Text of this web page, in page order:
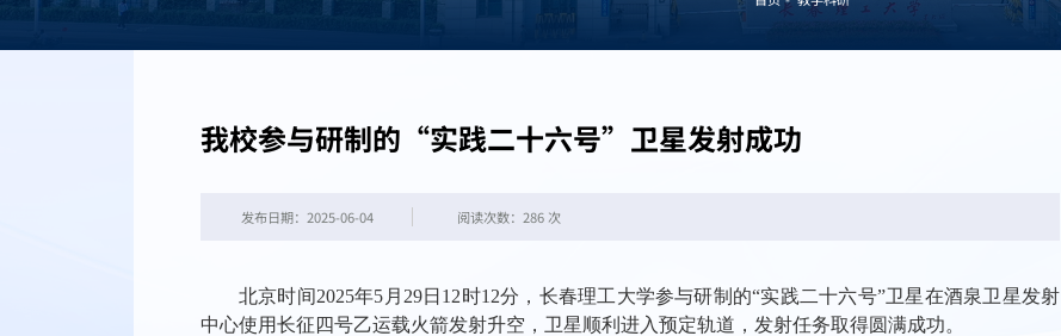
我校参与研制的“实践二十六号”卫星发射成功
发布日期：2025-06-04 阅读次数： 286 次
北京时间2025年5月29日12时12分，长春理工大学参与研制的“实践二十六号”卫星在酒泉卫星发射
中心使用长征四号乙运载火箭发射升空，卫星顺利进入预定轨道，发射任务取得圆满成功。